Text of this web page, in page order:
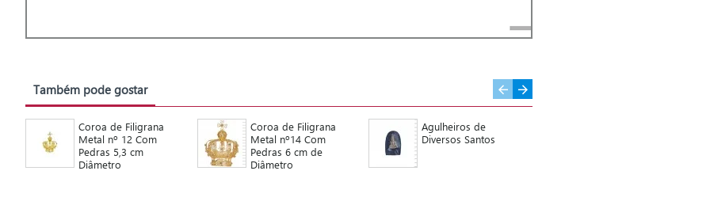
Também pode gostar
Coroa de Filigrana
Metal nº 12 Com
Pedras 5,3 cm
Diâmetro
Coroa de Filigrana
Metal nº14 Com
Pedras 6 cm de
Diâmetro
Agulheiros de
Diversos Santos